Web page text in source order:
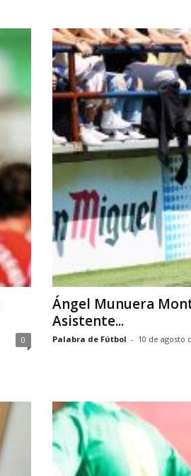
0
Ángel Munuera
Asistente...
Palabra de Fútbol - 10 de agosto